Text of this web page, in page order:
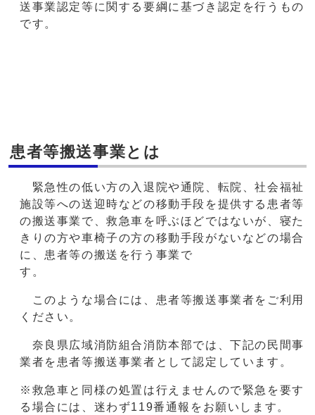
送事業認定等に関する要綱に基づき認定を行うもの
です。
患者等搬送事業とは
緊急性の低い方の入退院や通院、転院、社会福祉
施設等への送迎時などの移動手段を提供する患者等
の搬送事業で、救急車を呼ぶほどではないが、寝た
きりの方や車椅子の方の移動手段がないなどの場合
に、患者等の搬送を行う事業で
す
このような場合には、患者等搬送事業者をご利用
ください。
奈良県広域消防組合消防本部では、下記の民間事
業者を患者等搬送事業者として認定しています。
※救急車と同様の処置は行えませんので緊急を要す
る場合には、迷わず119番通報をお願いします。